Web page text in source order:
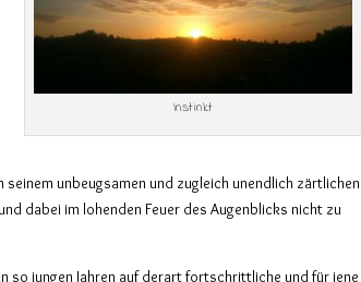
Instinkt
seinem unbeugsamen und zugleich unendlich zärtlichen
dabei im lohenden Feuer des Augenblicks nicht zu
so jungen Jahren auf derart fortschrittliche und für jene